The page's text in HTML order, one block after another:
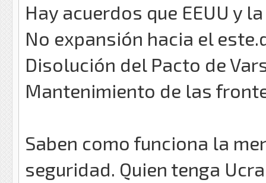
Hay acuerdos que EEUU y
No expansión hacia el
Disolución del Pacto de
Mantenimiento de las
Saben como funciona la
seguridad. Quien tenga